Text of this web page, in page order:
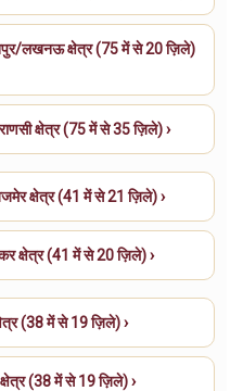
लखनऊ क्षेत्र (75 में से 20 ज़िले)
क्षेत्र (75 में से 35 ज़िले) ›
क्षेत्र (41 में से 21 ज़िले) ›
क्षेत्र (41 में से 20 ज़िले) ›
(38 में से 19 ज़िले) ›
(38 में से 19 ज़िले) ›